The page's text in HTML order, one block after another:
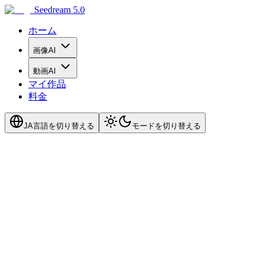
Seedream 5.0
ホーム
画像AI
動画AI
マイ作品
料金
JA言語を切り替える モードを切り替える